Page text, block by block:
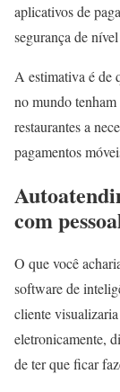
aplicativos de
segurança de
A estimativa é de
no mundo
restaurantes a
pagamentos
com
O que você
software de
cliente
eletronicamente,
de ter que ficar